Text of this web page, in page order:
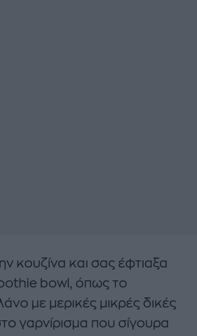
κουζίνα και σας έφτιαξα
bowl, όπως το
με μερικές μικρές δικές
γαρνίρισμα που σίγουρα